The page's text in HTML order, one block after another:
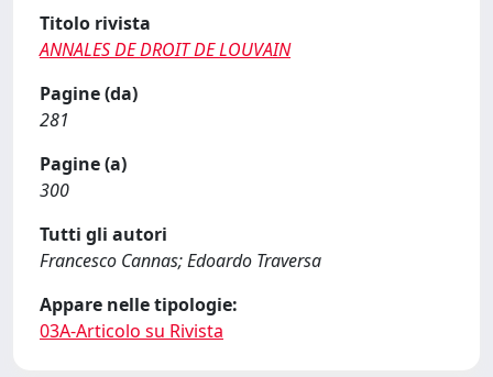
Titolo rivista
ANNALES DE DROIT DE LOUVAIN
Pagine (da)
281
Pagine (a)
300
Tutti gli autori
Francesco Cannas; Edoardo Traversa
Appare nelle tipologie:
03A-Articolo su Rivista